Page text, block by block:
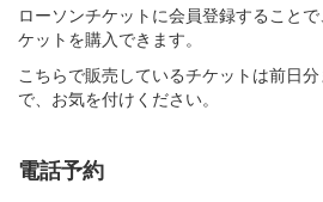
ローソンチケットに会員登録すること
ケットを購入できます。
こちらで販売しているチケットは前日
で、お気を付けください。
電話予約